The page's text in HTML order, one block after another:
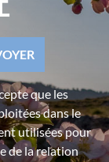
que les
dans le
utilisées pour
de la relation